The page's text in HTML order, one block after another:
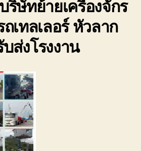
มี
ริษัทย้ายเครื่องจักร
เทลเลอร์ หัวลาก
ส่งโรงงาน